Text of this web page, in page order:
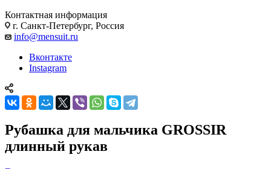
Контактная информация
г. Санкт-Петербург, Россия
info@mensuit.ru
Вконтакте
Instagram
Рубашка для мальчика GROSSIR
длинный рукав